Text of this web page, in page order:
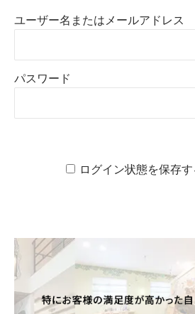
ユーザー名またはメールアドレス
パスワード
ログイン状態を保存す